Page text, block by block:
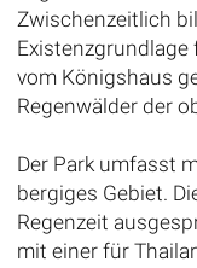
Zwischenzeitlich
Existenzgrundlage
vom Königshaus
Regenwälder der
Der Park umfasst
bergiges Gebiet.
Regenzeit
mit einer für